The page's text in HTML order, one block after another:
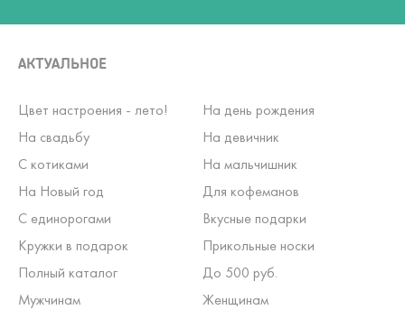
АКТУАЛЬНОЕ
Цвет настроения - лето!
На день рождения
На свадьбу
На девичник
С котиками
На мальчишник
На Новый год
Для кофеманов
С единорогами
Вкусные подарки
Кружки в подарок
Прикольные носки
Полный каталог
До 500 руб.
Мужчинам
Женщинам